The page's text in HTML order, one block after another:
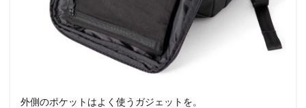
外側のポケットはよく使うガジェットを。